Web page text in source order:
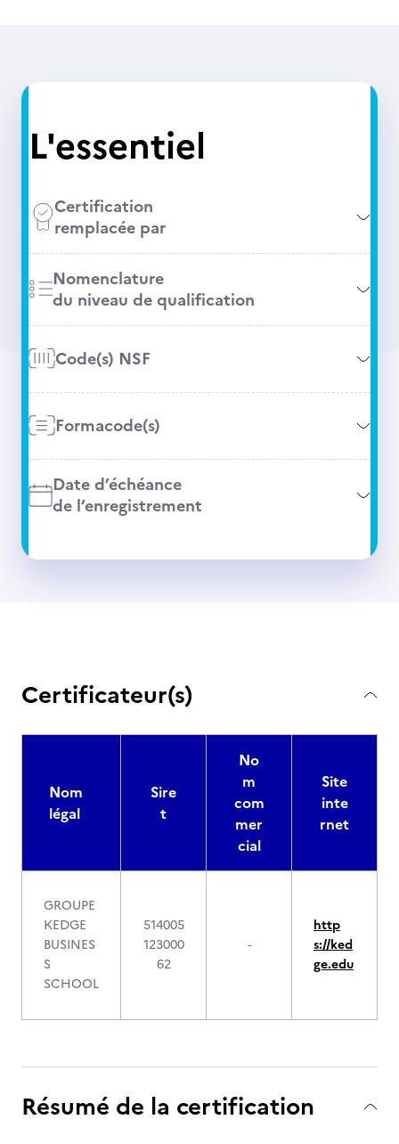
L'essentiel
Certification
remplacée par
Nomenclature
du niveau de qualification
Code(s) NSF
Formacode(s)
Date d’échéance
de l’enregistrement
Certificateur(s)
Nom
légal
Sire
t
No
m
com
mer
cial
Site
inte
rnet
GROUPE
KEDGE
BUSINES
S
SCHOOL
514005
123000
62
-
http
s://ked
ge.edu
Résumé de la certification